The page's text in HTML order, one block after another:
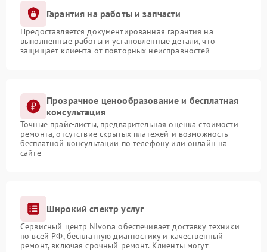
Гарантия на работы и запчасти
Предоставляется документированная гарантия на
выполненные работы и установленные детали, что
защищает клиента от повторных неисправностей
Прозрачное ценообразование и бесплатная
консультация
Точные прайс-листы, предварительная оценка стоимости
ремонта, отсутствие скрытых платежей и возможность
бесплатной консультации по телефону или онлайн на
сайте
Широкий спектр услуг
Сервисный центр Nivona обеспечивает доставку техники
по всей РФ, бесплатную диагностику и качественный
ремонт, включая срочный ремонт. Клиенты могут